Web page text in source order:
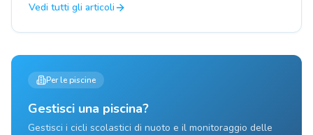
Vedi tutti gli articoli
Per le piscine
Gestisci una piscina?
Gestisci i cicli scolastici di nuoto e il monitoraggio delle